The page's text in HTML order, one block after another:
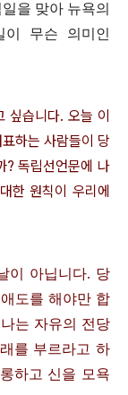
을 맞아 뉴욕의
이 무슨 의미인
싶습니다. 오늘 이
하는 사람들이 당
? 독립선언문에 나
한 원칙이 우리에
이 아닙니다. 당
도를 해야만 합
는 자유의 전당
를 부르라고 하
하고 신을 모욕